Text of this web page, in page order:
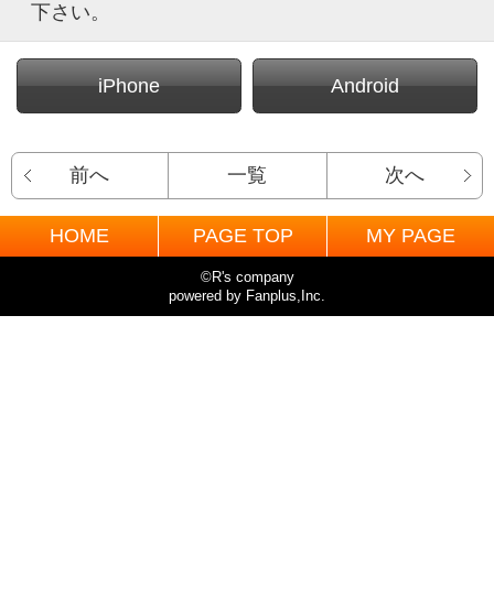
下さい。
iPhone Android
前へ 一覧 次へ
HOME PAGE TOP MY PAGE
©R's company
powered by Fanplus,Inc.